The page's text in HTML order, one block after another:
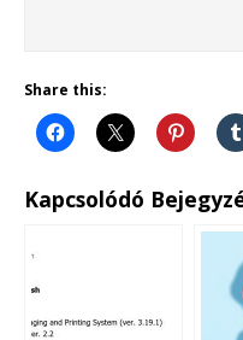
Share this:
Kapcsolódó